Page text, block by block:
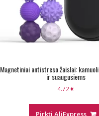
Magnetiniai antistreso žaislai:
ir suaugusiems
4.72€
Pirkti AliExpress